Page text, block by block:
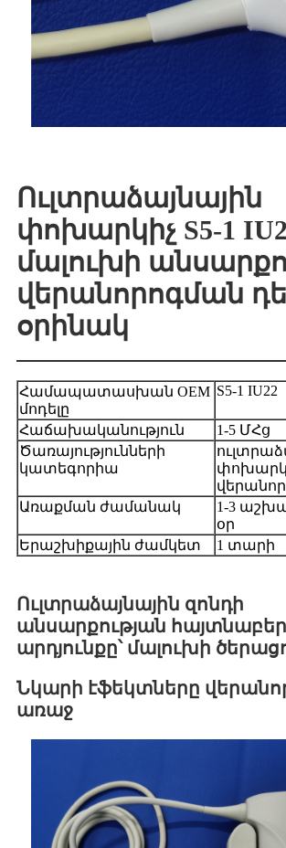
Ուլտրաձայնային
փոխարկիչ S5-1
մալուխի
վերանորոգման
օրինակ
Համապատասխան OEM
մոդելը
S5-1 IU22
Հաճախականություն
1-5 ՄՀց
Ծառայությունների
կատեգորիա
Առաքման ժամանակ
1-3
օր
Երաշխիքային ժամկետ
1 տարի
Ուլտրաձայնային զոնդի
անսարքության
արդյունքը՝ մալուխի
Նկարի էֆեկտները
առաջ